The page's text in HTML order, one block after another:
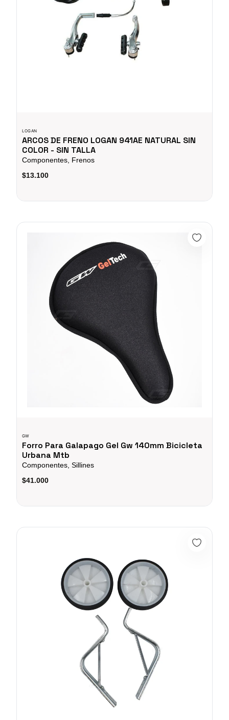
LOGAN
ARCOS DE FRENO LOGAN 941AE NATURAL SIN
COLOR - SIN TALLA
Componentes, Frenos
$13.100
Forro Para Galapago Gel Gw 140mm Bicicleta Urbana Mtb
GW
Forro Para Galapago Gel Gw 140mm Bicicleta
Urbana Mtb
Componentes, Sillines
$41.000
Kit Ruedas Auxiliares Rin 16" Niño Niña Bicicleta Ciclismo